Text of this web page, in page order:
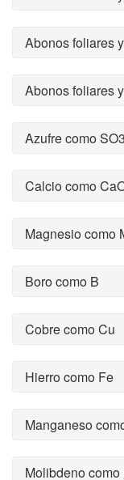
Abonos foliares
Abonos foliares
Azufre como SO3
Calcio como
Magnesio como
Boro como B
Cobre como Cu
Hierro como Fe
Manganeso
Molibdeno como